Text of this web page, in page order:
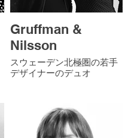
Gruffman &
Nilsson
スウェーデン北極圏の若手
デザイナーのデュオ